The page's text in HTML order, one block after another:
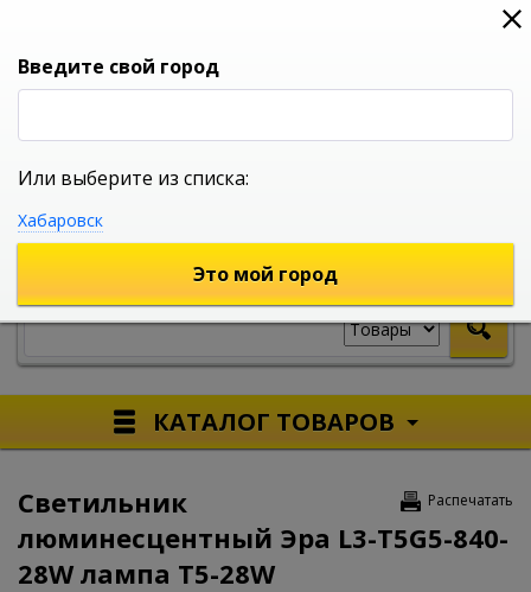
0
УНИВЕРСАЛЬНЫЙ ИНТЕРНЕТ МАГАЗИН
КАТАЛОГ ТОВАРОВ
Распечатать
Светильник
люминесцентный Эра L3-T5G5-840-
28W лампа T5-28W
Введите свой город
Или выберите из списка:
Хабаровск
Это мой город